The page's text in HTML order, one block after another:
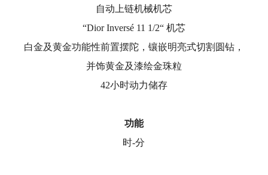
自动上链机械机芯
“Dior Inversé 11 1/2“ 机芯
白金及黄金功能性前置摆陀，镶嵌明亮式切割圆钻，
并饰黄金及漆绘金珠粒
42小时动力储存
功能
时-分